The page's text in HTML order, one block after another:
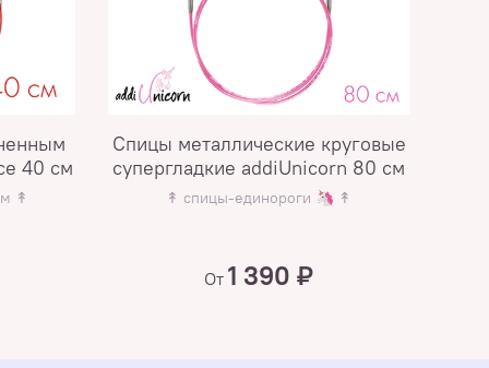
40 см
↟
Спицы металлические круговые
супергладкие addiUnicorn 80 см
↟ спицы-единороги 🦄 ↟
От 1 390 ₽